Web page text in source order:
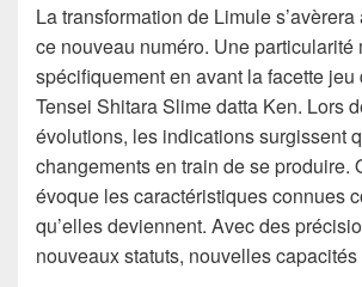
La transformation de Limule s’avèrera
ce nouveau numéro. Une particularité
spécifiquement en avant la facette jeu
Tensei Shitara Slime datta Ken. Lors
évolutions, les indications surgissent
changements en train de se produire.
évoque les caractéristiques connues
qu’elles deviennent. Avec des
nouveaux statuts, nouvelles